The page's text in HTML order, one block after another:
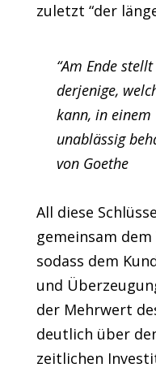
zuletzt “der
“Am Ende
derjenige,
kann, in einem
unablässig
von Goethe
All diese
gemeinsam
sodass dem
und
der Mehrwert
deutlich über
zeitlichen